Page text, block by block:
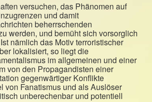
versuchen, das Phänomen auf
und damit
beherrschenden
werden, und bemüht sich vorsorglich
nämlich das Motiv terroristischer
lokalisiert, so liegt die
im allgemeinen und einer
von den Propagandisten einer
gegenwärtiger Konflikte
von Fanatismus und als Auslöser
unberechenbar und potentiell